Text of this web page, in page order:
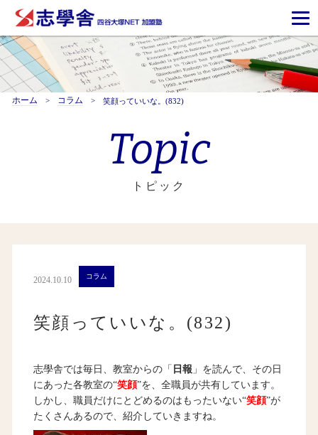
ホーム コラム 笑顔っていいな。(832)
Topic
トピック
2024.10.10 コラム
笑顔っていいな。(832)
志學舎では毎日、教室からの「 日報 」を読んで、その日
にあった各教室の“笑顔”を、全職員が共有しています。
しかし、職員だけにとどめるのはもったいない“笑顔”が
たくさんあるので、紹介していきますね。